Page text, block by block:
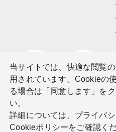
当サイトでは、快適な閲覧
用されています。Cookieの
る場合は「同意します」を
い。
詳細については、プライバ
Cookieポリシーをご確認くだ